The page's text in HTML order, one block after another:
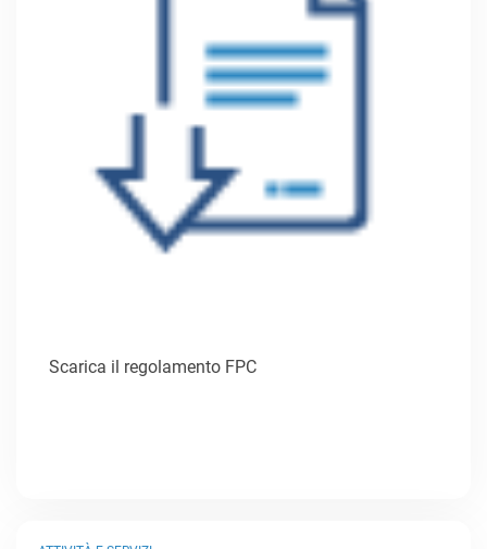
Scarica il regolamento FPC